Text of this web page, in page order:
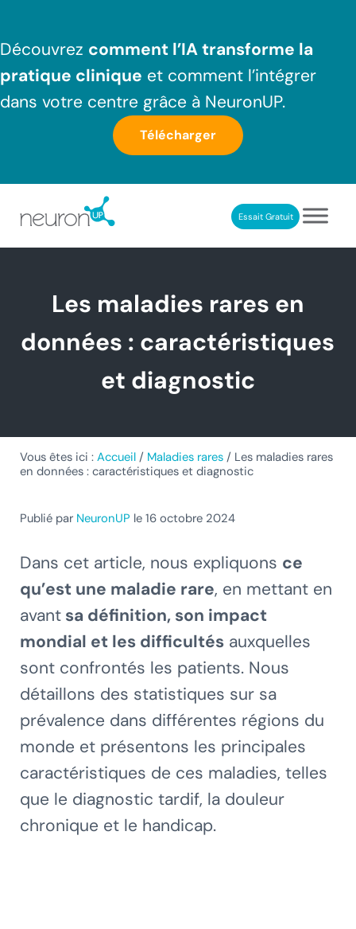
Découvrez comment l’IA transforme la
pratique clinique et comment l’intégrer
dans votre centre grâce à NeuronUP.
Télécharger
Essait Gratuit
Les maladies rares en
données : caractéristiques
et diagnostic
Vous êtes ici : Accueil / Maladies rares / Les maladies rares
en données : caractéristiques et diagnostic
Publié par NeuronUP le 16 octobre 2024
Dans cet article, nous expliquons ce
qu’est une maladie rare, en mettant en
avantsa définition, son impact
mondial et les difficultésauxquelles
sont confrontés les patients. Nous
détaillons des statistiques sur sa
prévalence dans différentes régions du
monde et présentons les principales
caractéristiques de ces maladies, telles
que le diagnostic tardif, la douleur
chronique et le handicap.